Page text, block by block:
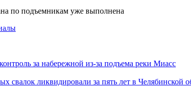
по подъемникам уже выполнена
за набережной из-за подъема реки Миасс
свалок ликвидировали за пять лет в Челябинской